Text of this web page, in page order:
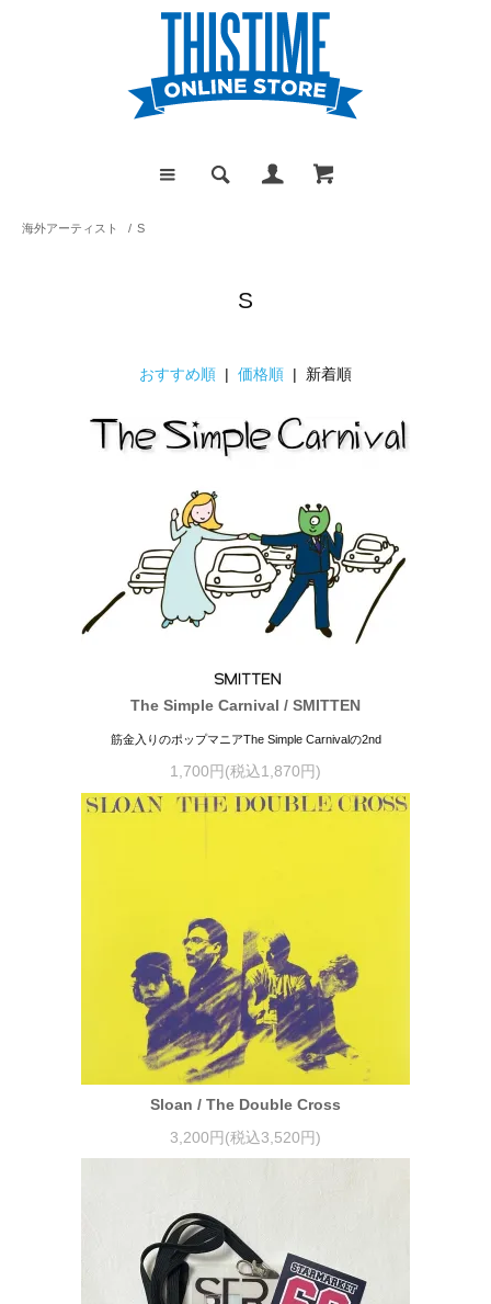
海外アーティスト / S
S
おすすめ順 | 価格順 | 新着順
The Simple Carnival / SMITTEN
筋金入りのポップマニアThe Simple Carnivalの2nd
1,700円(税込1,870円)
Sloan / The Double Cross
3,200円(税込3,520円)